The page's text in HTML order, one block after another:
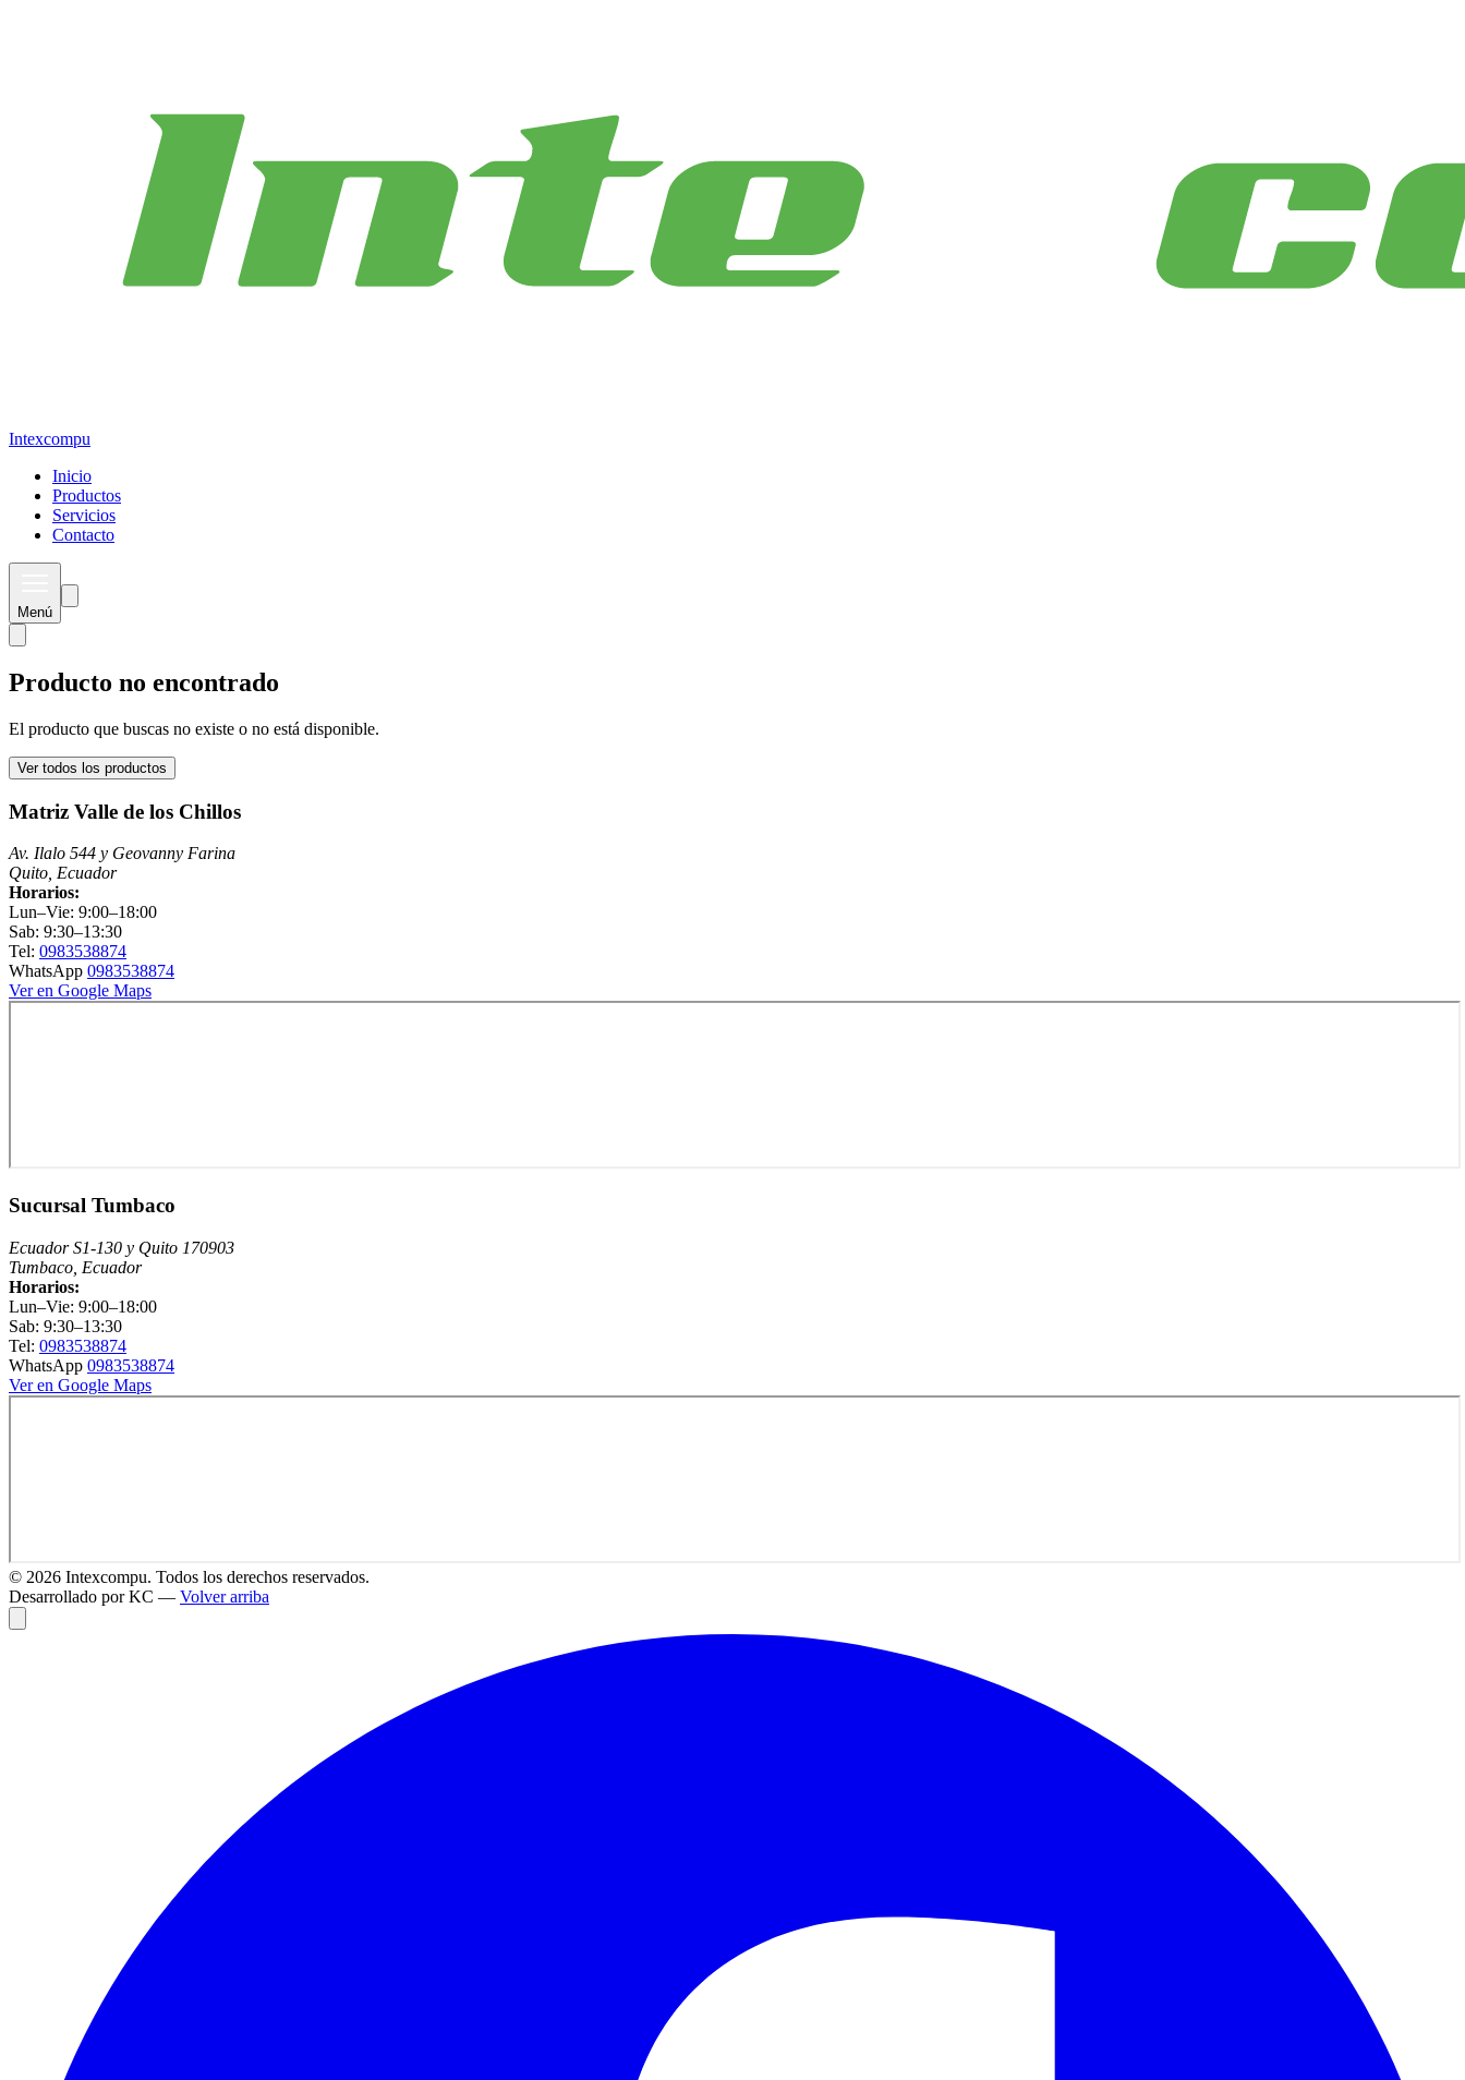
Intexcompu
Inicio
Productos
Servicios
Contacto
Menú
Producto no encontrado
El producto que buscas no existe o no está disponible.
Ver todos los productos
Matriz Valle de los Chillos
Av. Ilalo 544 y Geovanny Farina
Quito, Ecuador
Horarios:
Lun–Vie: 9:00–18:00
Sab: 9:30–13:30
Tel: 0983538874
WhatsApp 0983538874
Ver en Google Maps
Sucursal Tumbaco
Ecuador S1-130 y Quito 170903
Tumbaco, Ecuador
Horarios:
Lun–Vie: 9:00–18:00
Sab: 9:30–13:30
Tel: 0983538874
WhatsApp 0983538874
Ver en Google Maps
© 2026 Intexcompu. Todos los derechos reservados.
Desarrollado por KC — Volver arriba